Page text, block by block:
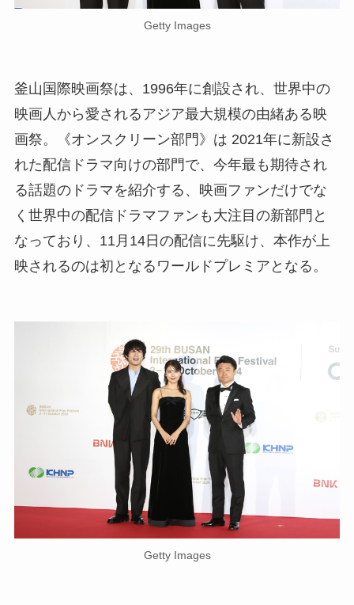
Getty Images
釜山国際映画祭は、1996年に創設され、世界中の
映画人から愛されるアジア最大規模の由緒ある映
画祭。《オンスクリーン部門》は 2021年に新設さ
れた配信ドラマ向けの部門で、今年最も期待され
る話題のドラマを紹介する、映画ファンだけでな
く世界中の配信ドラマファンも大注目の新部門と
なっており、11月14日の配信に先駆け、本作が上
映されるのは初となるワールドプレミアとなる。
Getty Images